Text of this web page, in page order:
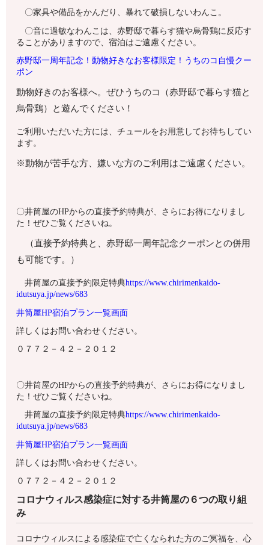
〇家具や備品をかんだり、暴れて破損しないわんこ。
〇音に過敏なわんこは、赤野邸で暮らす猫や烏骨鶏に反応す
ることがありますので、宿泊はご遠慮ください。
赤野邸一周年記念！動物好きなお客様限定！うちのコ自慢クー
ポン
動物好きのお客様へ。ぜひうちのコ（赤野邸で暮らす猫と
烏骨鶏）と遊んでください！
ご利用いただいた方には、チュールをお用意してお待ちしてい
ます。
※動物が苦手な方、嫌いな方のご利用はご遠慮ください。
〇井筒屋のHPからの直接予約特典が、さらにお得になりまし
た！ぜひご覧くださいね。
（直接予約特典と、赤野邸一周年記念クーポンとの併用
も可能です。）
井筒屋の直接予約限定特典https://www.chirimenkaido-
idutsuya.jp/news/683
井筒屋HP宿泊プラン一覧画面
詳しくはお問い合わせください。
０７７２－４２－２０１２
〇井筒屋のHPからの直接予約特典が、さらにお得になりまし
た！ぜひご覧くださいね。
井筒屋の直接予約限定特典https://www.chirimenkaido-
idutsuya.jp/news/683
井筒屋HP宿泊プラン一覧画面
詳しくはお問い合わせください。
０７７２－４２－２０１２
コロナウィルス感染症に対する井筒屋の６つの取り組
み
コロナウィルスによる感染症で亡くなられた方のご冥福を、心